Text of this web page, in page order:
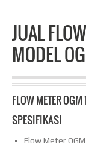
JUAL
MODEL
FLOW METER
SPESIFIKASI
Flow Meter